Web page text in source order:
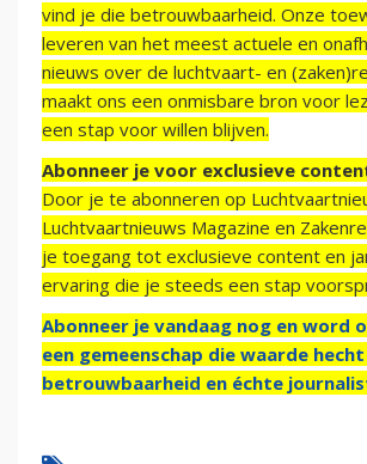
vind je die betrouwbaarheid. Onze
leveren van het meest actuele en
nieuws over de luchtvaart- en
maakt ons een onmisbare bron voor
een stap voor willen blijven.
Abonneer je voor exclusieve
Door je te abonneren op
Luchtvaartnieuws Magazine en
je toegang tot exclusieve content en
ervaring die je steeds een stap
Abonneer je vandaag nog en word
een gemeenschap die waarde
betrouwbaarheid en échte